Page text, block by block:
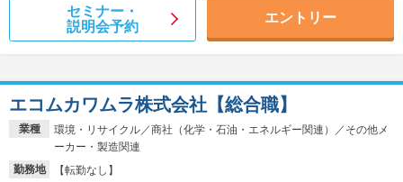
セミナー・
説明会予約
エントリー
業種
環境・リサイクル／商社（化学・石油・エネルギー関連）／その他メ
ーカー・製造関連
勤務地
【転勤なし】
エコムカワムラ株式会社【総合職】